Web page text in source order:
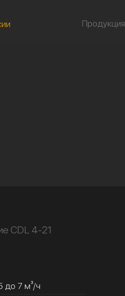
Продукция
CDL 4-21
до 7 м³/ч